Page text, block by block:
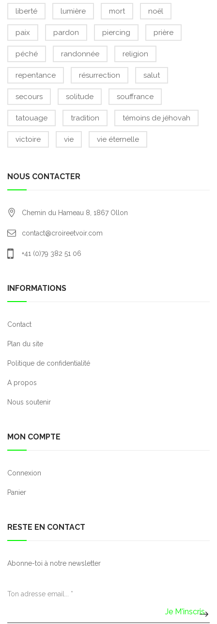
liberté lumière mort noël
paix pardon piercing prière
péché randonnée religion
repentance résurrection salut
secours solitude souffrance
tatouage tradition témoins de jéhovah
victoire vie vie éternelle
NOUS CONTACTER
Chemin du Hameau 8, 1867 Ollon
contact@croireetvoir.com
+41 (0)79 382 51 06
INFORMATIONS
Contact
Plan du site
Politique de confidentialité
A propos
Nous soutenir
MON COMPTE
Connexion
Panier
RESTE EN CONTACT
Abonne-toi à notre newsletter